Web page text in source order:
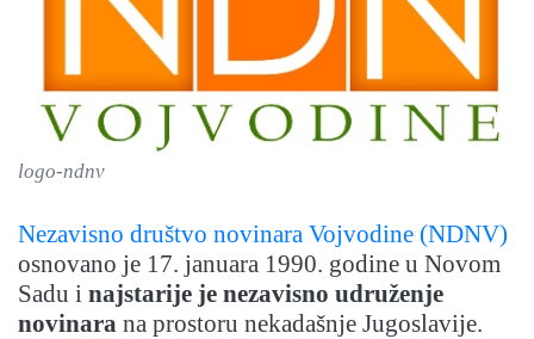
logo-ndnv
Nezavisno društvo novinara Vojvodine (NDNV)
osnovano je 17. januara 1990. godine u Novom
Sadu i najstarije je nezavisno udruženje
novinara na prostoru nekadašnje Jugoslavije.